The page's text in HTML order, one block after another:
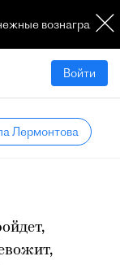
Войти
Лермонтова